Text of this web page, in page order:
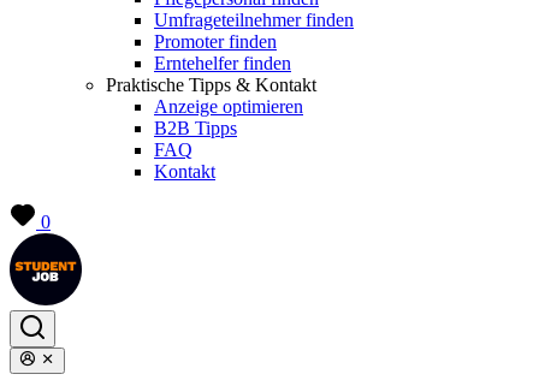
Umfrageteilnehmer finden
Promoter finden
Erntehelfer finden
Praktische Tipps & Kontakt
Anzeige optimieren
B2B Tipps
FAQ
Kontakt
0